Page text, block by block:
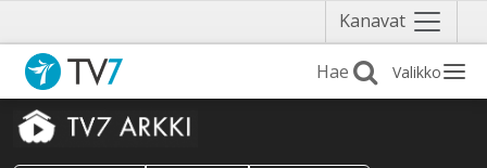
Kanavat Näytä
valikko
Valikko